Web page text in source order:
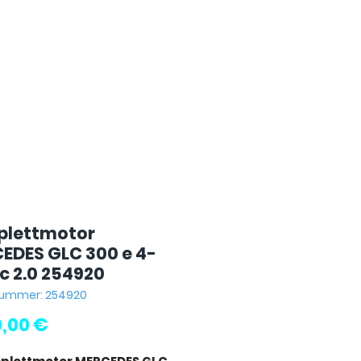
GLC 300 e 4-
2.0 254920
254920
€